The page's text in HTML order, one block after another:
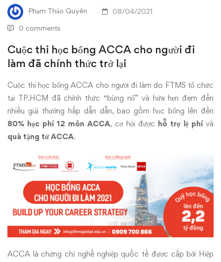
ACCA
cho
người
đi
làm
đã
chính
thức
trở
lại
Phạm Thảo Quyên 08/04/2021
0 comments
Cuộc thi học bổng ACCA cho người đi
làm đã chính thức trở lại
Cuộc thihọc bổng ACCA cho người đi làm do FTMS tổ chức
tại TP.HCM đã chính thức “bùng nổ” và hứa hẹn đem đến
nhiều giải thưởng hấp dẫn dẫn, bao gồm học bổng lên đến
80% học phí 12 môn ACCA, cơ hội được hỗ trợ lệ phívà
quà tặng từ ACCA.
ACCA là chứng chỉ nghề nghiệp quốc tế được cấp bởi Hiệp